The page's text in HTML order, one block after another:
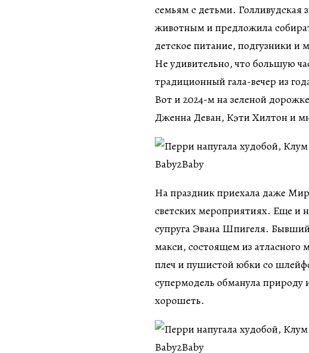
семьям с детьми. Голливудская
животным и предложила
детское питание, подгузники и
Не удивительно, что большую
традиционный гала-вечер из
Вот и 2024-м на зеленой
Дженна Деван, Кэти Хилтон и
На праздник приехала даже
светских мероприятиях. Еще и
супруга Эвана Шпигеля. Бывший
макси, состоящем из
плеч и пушистой юбки со
супермодель обманула
хорошеть.